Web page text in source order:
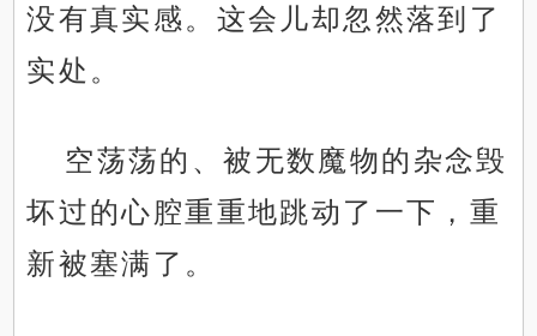
没有真实感。这会儿却忽然落到了
实处。
空荡荡的、被无数魔物的杂念毁
坏过的心腔重重地跳动了一下，重
新被塞满了。